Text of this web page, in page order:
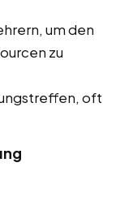
um den
zu
oft